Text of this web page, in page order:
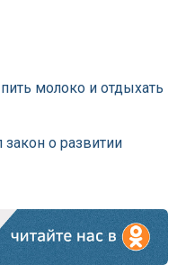
молоко и отдыхать
о развитии